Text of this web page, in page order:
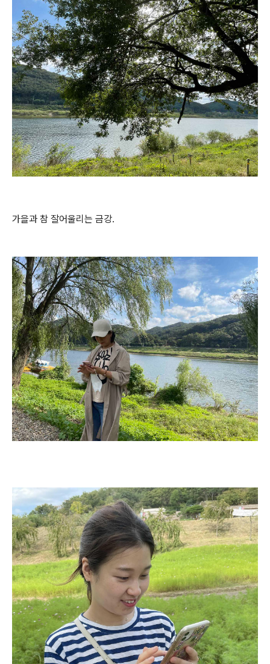
가을과 참 잘어울리는 금강.